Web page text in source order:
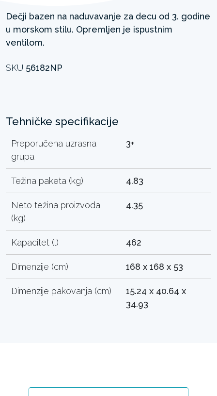
Dečji bazen na naduvavanje za decu od 3. godine
u morskom stilu. Opremljen je ispustnim
ventilom.
SKU 56182NP
Tehničke specifikacije
Preporučena uzrasna
grupa
3+
Težina paketa (kg) 4.83
Neto težina proizvoda
(kg)
4.35
Kapacitet (l) 462
Dimenzije (cm) 168 x 168 x 53
Dimenzije pakovanja (cm)
15.24 x 40.64 x
34.93